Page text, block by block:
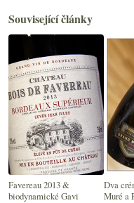
Související články
Favereau 2013 &
biodynamické Gavi
Dva
Muré a